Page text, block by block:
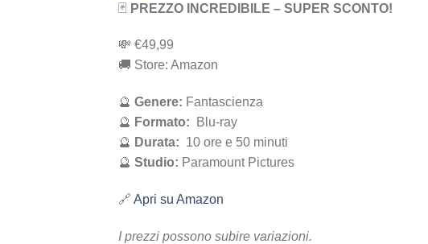
🃏 PREZZO INCREDIBILE – SUPER SCONTO!
💸 ‎€49,99
🚚 Store: Amazon
🔮 Genere: Fantascienza
🔮 Formato:
Blu-ray
🔮 Durata: 10 ore e 50 minuti
🔮 Studio: Paramount Pictures
🔗 Apri su Amazon
I prezzi possono subire variazioni.